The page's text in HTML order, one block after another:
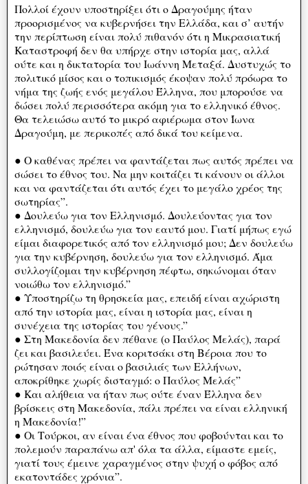
Πολλοί έχουν υποστηρίξει ότι ο Δραγούμης ήταν
προορισμένος να κυβερνήσει την Ελλάδα, και σ’ αυτήν
την περίπτωση είναι πολύ πιθανόν ότι η Μικρασιατική
Καταστροφή δεν θα υπήρχε στην ιστορία μας, αλλά
ούτε και η δικτατορία του Ιωάννη Μεταξά. Δυστυχώς το
πολιτικό μίσος και ο τοπικισμός έκοψαν πολύ πρόωρα το
νήμα της ζωής ενός μεγάλου Έλληνα, που μπορούσε να
δώσει πολύ περισσότερα ακόμη για το ελληνικό έθνος.
Θα τελειώσω αυτό το μικρό αφιέρωμα στον Ίωνα
Δραγούμη, με περικοπές από δικά του κείμενα.
● Ο καθένας πρέπει να φαντάζεται πως αυτός πρέπει να
σώσει το έθνος του. Να μην κοιτάζει τι κάνουν οι άλλοι
και να φαντάζεται ότι αυτός έχει το μεγάλο χρέος της
σωτηρίας”.
● Δουλεύω για τον Ελληνισμό. Δουλεύοντας για τον
ελληνισμό, δουλεύω για τον εαυτό μου. Γιατί μήπως εγώ
είμαι διαφορετικός από τον ελληνισμό μου; Δεν δουλεύω
για την κυβέρνηση, δουλεύω για τον ελληνισμό. Άμα
συλλογίζομαι την κυβέρνηση πέφτω, σηκώνομαι όταν
νοιώθω τον ελληνισμό.”
● Υποστηρίζω τη θρησκεία μας, επειδή είναι αχώριστη
από την ιστορία μας, είναι η ιστορία μας, είναι η
συνέχεια της ιστορίας του γένους.”
● Στη Μακεδονία δεν πέθανε (ο Παύλος Μελάς), παρά
ζει και βασιλεύει. Ένα κοριτσάκι στη Βέροια που το
ρώτησαν ποιός είναι ο βασιλιάς των Ελλήνων,
αποκρίθηκε χωρίς δισταγμό: ο Παύλος Μελάς”
● Και αλήθεια να ήταν πως ούτε έναν Έλληνα δεν
βρίσκεις στη Μακεδονία, πάλι πρέπει να είναι ελληνική
η Μακεδονία!”
● Οι Τούρκοι, αν είναι ένα έθνος που φοβούνται και το
πολεμούν παραπάνω απ' όλα τα άλλα, είμαστε εμείς,
γιατί τους έμεινε χαραγμένος στην ψυχή ο φόβος από
εκατοντάδες χρόνια”.